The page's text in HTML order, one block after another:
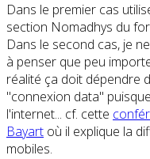
Dans le premier cas
section Nomadhys du
Dans le second cas, je
à penser que peu
réalité ça doit dépendre
"connexion data"
l'internet... cf. cette
Bayart où il explique la
mobiles.